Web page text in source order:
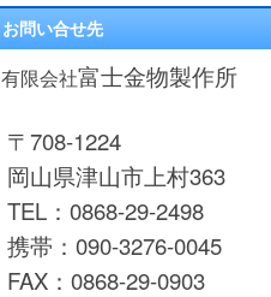
お問い合せ先
有限会社富士金物製作所
〒708-1224
岡山県津山市上村363
TEL：0868-29-2498
携帯：090-3276-0045
FAX：0868-29-0903